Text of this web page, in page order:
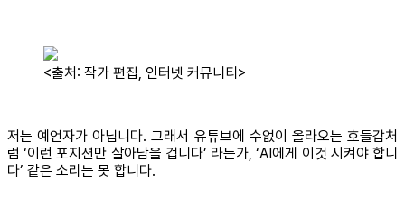
<출처: 작가 편집, 인터넷 커뮤니티>
저는 예언자가 아닙니다. 그래서 유튜브에 수없이 올라오는 호들갑처
럼 ‘이런 포지션만 살아남을 겁니다’ 라든가, ‘AI에게 이것 시켜야 합니
다’ 같은 소리는 못 합니다.